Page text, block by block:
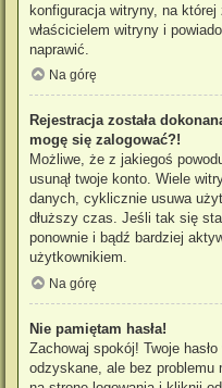
konfiguracja witryny, na
właścicielem witryny i
naprawić.
Na górę
Rejestracja została
mogę się zalogować?!
Możliwe, że z jakiegoś
usunął twoje konto. Wiele
danych, cyklicznie usuwa
dłuższy czas. Jeśli tak się
ponownie i bądź bardziej
użytkownikiem.
Na górę
Nie pamiętam hasła!
Zachowaj spokój! Twoje
odzyskane, ale bez problemu